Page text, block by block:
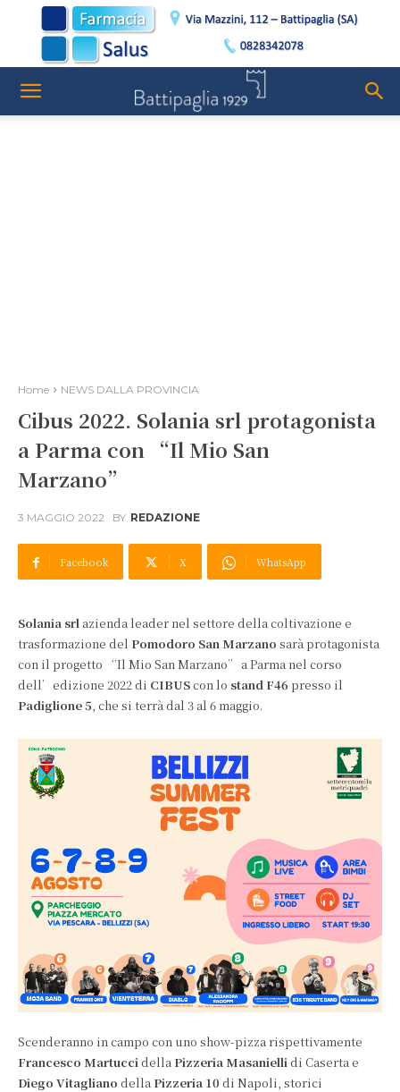
Home NEWS DALLA PROVINCIA
Cibus 2022. Solania srl protagonista
a Parma con “Il Mio San
Marzano”
3 MAGGIO 2022 BY REDAZIONE
Facebook X WhatsApp
Solania srl azienda leader nel settore della coltivazione e
trasformazione del Pomodoro San Marzano sarà protagonista
con il progetto “Il Mio San Marzano” a Parma nel corso
dell’edizione 2022 di CIBUScon lo stand F46 presso il
Padiglione 5, che si terrà dal 3 al 6 maggio.
Scenderanno in campo con uno show-pizza rispettivamente
Francesco Martuccidella Pizzeria Masaniellidi Caserta e
Diego Vitagliano della Pizzeria 10 di Napoli, storici